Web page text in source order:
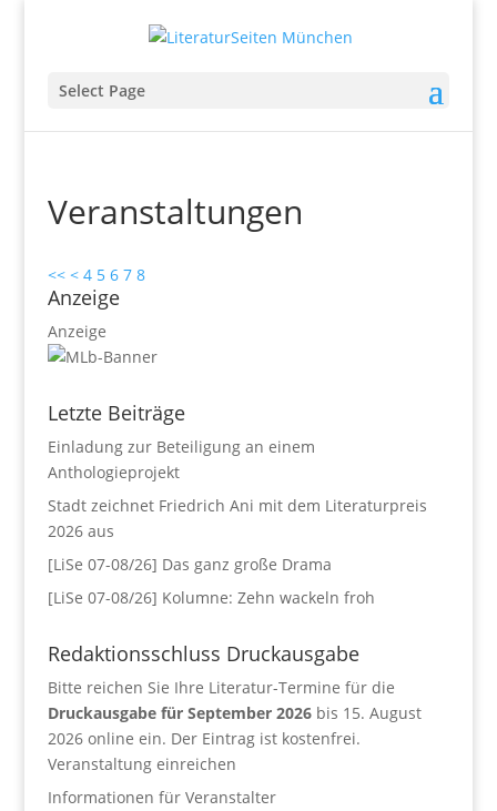
Select Page
Veranstaltungen
<< < 4 5 6 7 8
Anzeige
Anzeige
Letzte Beiträge
Einladung zur Beteiligung an einem
Anthologieprojekt
Stadt zeichnet Friedrich Ani mit dem Literaturpreis
2026 aus
[LiSe 07-08/26] Das ganz große Drama
[LiSe 07-08/26] Kolumne: Zehn wackeln froh
Redaktionsschluss Druckausgabe
Bitte reichen Sie Ihre Literatur-Termine für die
Druckausgabe für September 2026bis 15. August
2026 online ein. Der Eintrag ist kostenfrei.
Veranstaltung einreichen
Informationen für Veranstalter